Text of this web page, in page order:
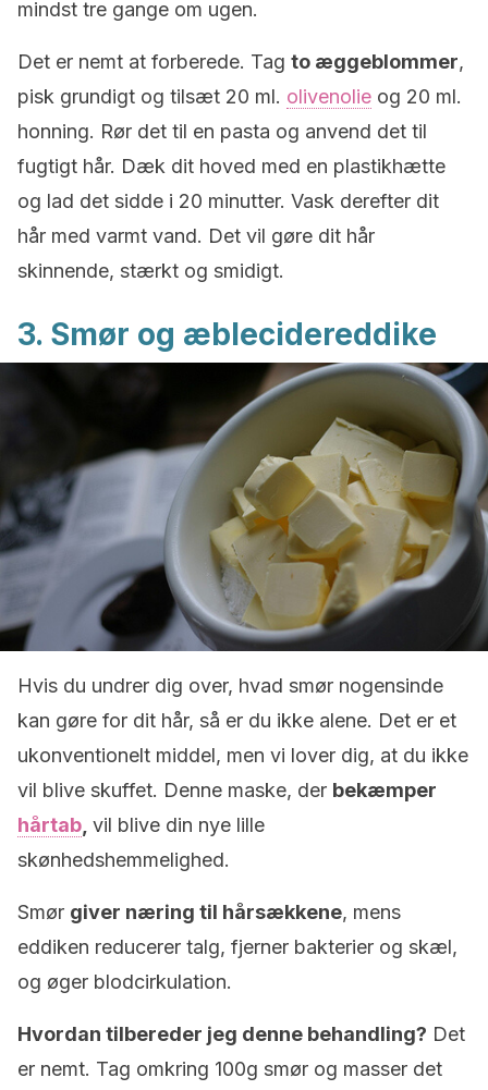
mindst tre gange om ugen.
Det er nemt at forberede. Tag to æggeblommer,
pisk grundigt og tilsæt 20 ml. olivenolie og 20 ml.
honning. Rør det til en pasta og anvend det til
fugtigt hår. Dæk dit hoved med en plastikhætte
og lad det sidde i 20 minutter. Vask derefter dit
hår med varmt vand. Det vil gøre dit hår
skinnende, stærkt og smidigt.
3. Smør og æblecidereddike
Hvis du undrer dig over, hvad smør nogensinde
kan gøre for dit hår, så er du ikke alene. Det er et
ukonventionelt middel, men vi lover dig, at du ikke
vil blive skuffet. Denne maske, der bekæmper
hårtab vil blive din nye lille
skønhedshemmelighed.
Smør giver næring til hårsækkene, mens
eddiken reducerer talg, fjerner bakterier og skæl,
og øger blodcirkulation.
Hvordan tilbereder jeg denne behandling? Det
er nemt. Tag omkring 100g smør og masser det